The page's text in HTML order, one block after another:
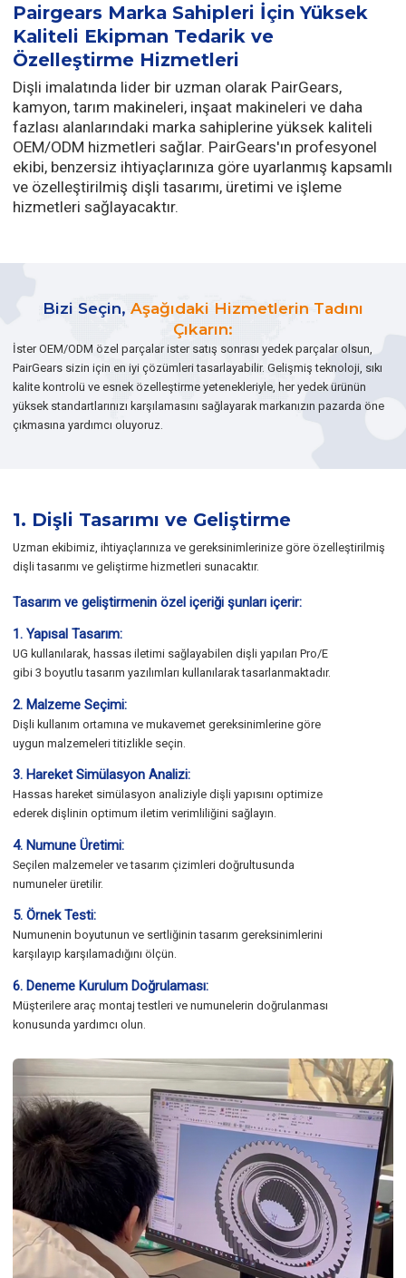
Pairgears Marka Sahipleri İçin Yüksek
Kaliteli Ekipman Tedarik ve
Özelleştirme Hizmetleri
Dişli imalatında lider bir uzman olarak PairGears,
kamyon, tarım makineleri, inşaat makineleri ve daha
fazlası alanlarındaki marka sahiplerine yüksek kaliteli
OEM/ODM hizmetleri sağlar. PairGears'ın profesyonel
ekibi, benzersiz ihtiyaçlarınıza göre uyarlanmış kapsamlı
ve özelleştirilmiş dişli tasarımı, üretimi ve işleme
hizmetleri sağlayacaktır.
Bizi Seçin, Aşağıdaki Hizmetlerin Tadını
Çıkarın:
İster OEM/ODM özel parçalar ister satış sonrası yedek parçalar olsun,
PairGears sizin için en iyi çözümleri tasarlayabilir. Gelişmiş teknoloji, sıkı
kalite kontrolü ve esnek özelleştirme yetenekleriyle, her yedek ürünün
yüksek standartlarınızı karşılamasını sağlayarak markanızın pazarda öne
çıkmasına yardımcı oluyoruz.
1. Dişli Tasarımı ve Geliştirme
Uzman ekibimiz, ihtiyaçlarınıza ve gereksinimlerinize göre özelleştirilmiş
dişli tasarımı ve geliştirme hizmetleri sunacaktır.
Tasarım ve geliştirmenin özel içeriği şunları içerir:
1. Yapısal Tasarım:
UG kullanılarak, hassas iletimi sağlayabilen dişli yapıları Pro/E
gibi 3 boyutlu tasarım yazılımları kullanılarak tasarlanmaktadır.
2. Malzeme Seçimi:
Dişli kullanım ortamına ve mukavemet gereksinimlerine göre
uygun malzemeleri titizlikle seçin.
3. Hareket Simülasyon Analizi:
Hassas hareket simülasyon analiziyle dişli yapısını optimize
ederek dişlinin optimum iletim verimliliğini sağlayın.
4. Numune Üretimi:
Seçilen malzemeler ve tasarım çizimleri doğrultusunda
numuneler üretilir.
5. Örnek Testi:
Numunenin boyutunun ve sertliğinin tasarım gereksinimlerini
karşılayıp karşılamadığını ölçün.
6. Deneme Kurulum Doğrulaması:
Müşterilere araç montaj testleri ve numunelerin doğrulanması
konusunda yardımcı olun.